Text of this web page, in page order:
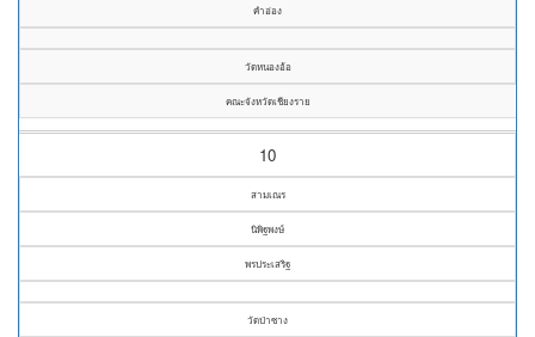
คำอ่อง
วัดหนองอ้อ
คณะจังหวัดเชียงราย
10
สามเณร
นิพิฐพงษ์
พรประเสริฐ
วัดป่าซาง